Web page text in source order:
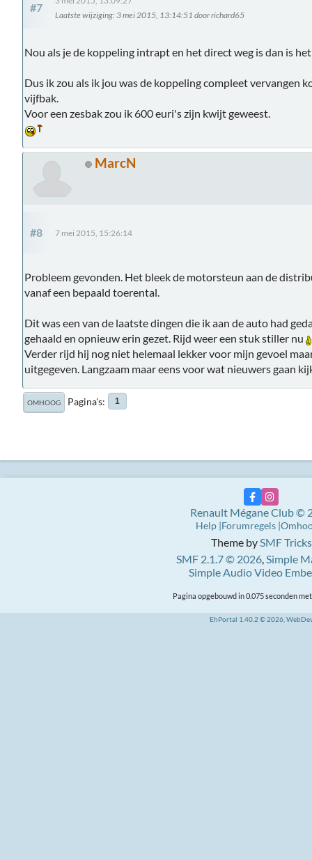
#7
Laatste wijziging: 3 mei 2015, 13:14:51 door richard65
Nou als je de koppeling intrapt en het direct weg is dan is
Dus ik zou als ik jou was de koppeling compleet vervangen
vijfbak.
Voor een zesbak zou ik 600 euri's zijn kwijt geweest.
MarcN
#8 7 mei 2015, 15:26:14
Probleem gevonden. Het bleek de motorsteun aan de
vanaf een bepaald toerental.
Dit was een van de laatste dingen die ik aan de auto had
gehaald en opnieuw erin gezet. Rijd weer een stuk stiller nu
Verder rijd hij nog niet helemaal lekker voor mijn gevoel
uitgegeven. Langzaam maar eens voor wat nieuwers gaan
OMHOOG Pagina's 1
Theme bySMF Tricks
SMF 2.1.7 © 2026,Simple
Simple Audio Video
Renault Mégane Club ©
Help Forumregels
Pagina opgebouwd in 0.075 seconden
EhPortal 1.40.2 © 2026,